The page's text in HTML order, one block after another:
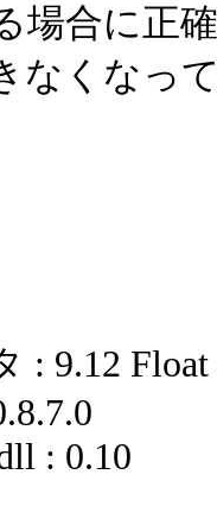
場合に正確
なくなっ
: 9.12 Float
: 0.10